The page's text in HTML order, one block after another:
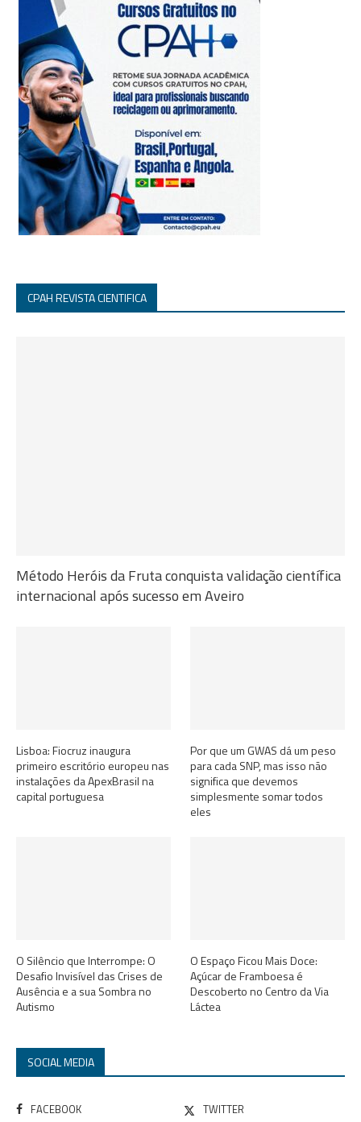
CPAH REVISTA CIENTIFICA
Método Heróis da Fruta conquista validação científica
internacional após sucesso em Aveiro
Lisboa: Fiocruz inaugura
primeiro escritório europeu nas
instalações da ApexBrasil na
capital portuguesa
Por que um GWAS dá um peso
para cada SNP, mas isso não
significa que devemos
simplesmente somar todos
eles
O Silêncio que Interrompe: O
Desafio Invisível das Crises de
Ausência e a sua Sombra no
Autismo
O Espaço Ficou Mais Doce:
Açúcar de Framboesa é
Descoberto no Centro da Via
Láctea
SOCIAL MEDIA
FACEBOOK TWITTER